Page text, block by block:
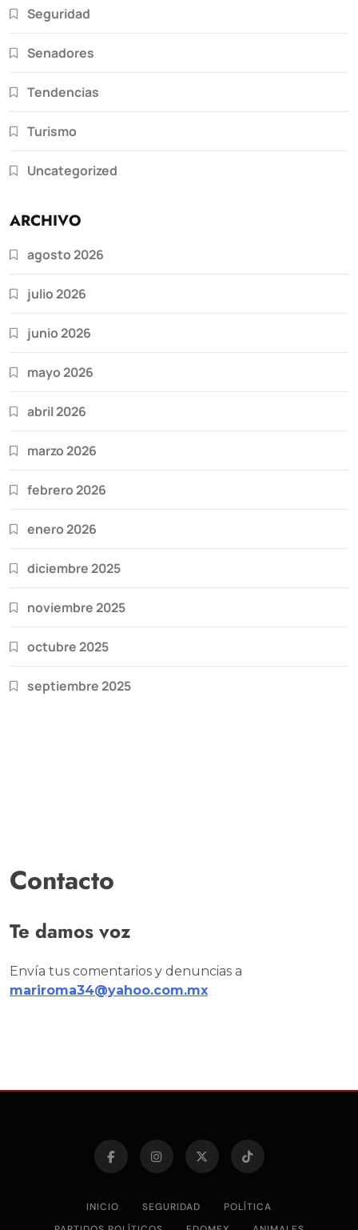
Seguridad
Senadores
Tendencias
Turismo
Uncategorized
ARCHIVO
agosto 2026
julio 2026
junio 2026
mayo 2026
abril 2026
marzo 2026
febrero 2026
enero 2026
diciembre 2025
noviembre 2025
octubre 2025
septiembre 2025
Contacto
Te damos voz
Envía tus comentarios y denuncias a
mariroma34@yahoo.com.mx
INICIO SEGURIDAD
POLÍTICA